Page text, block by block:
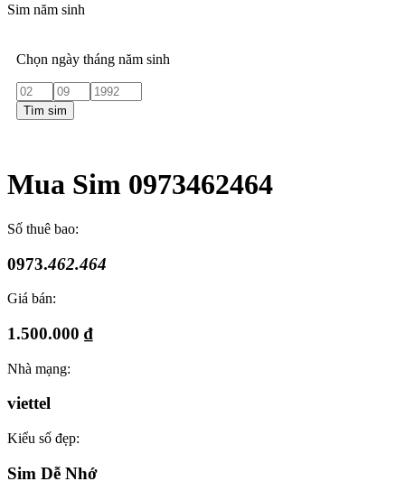
Sim năm sinh
Chọn ngày tháng năm sinh
Tìm sim
Mua Sim 0973462464
Số thuê bao:
0973.462.464
Giá bán:
1.500.000 ₫
Nhà mạng:
viettel
Kiểu số đẹp:
Sim Dễ Nhớ